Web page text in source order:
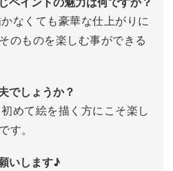
なくても豪華な仕上がりに
のものを楽しむ事ができる
でしょうか？
めて絵を描く方にこそ楽し
す。
いします♪